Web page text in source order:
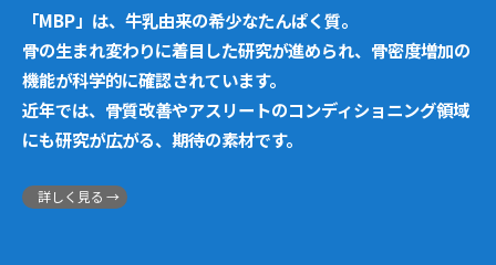
「MBP」は、牛乳由来の希少なたんぱく質。
骨の生まれ変わりに着目した研究が進められ、骨密度増加の
機能が科学的に確認されています。
近年では、骨質改善やアスリートのコンディショニング領域
にも研究が広がる、期待の素材です。
詳しく見る